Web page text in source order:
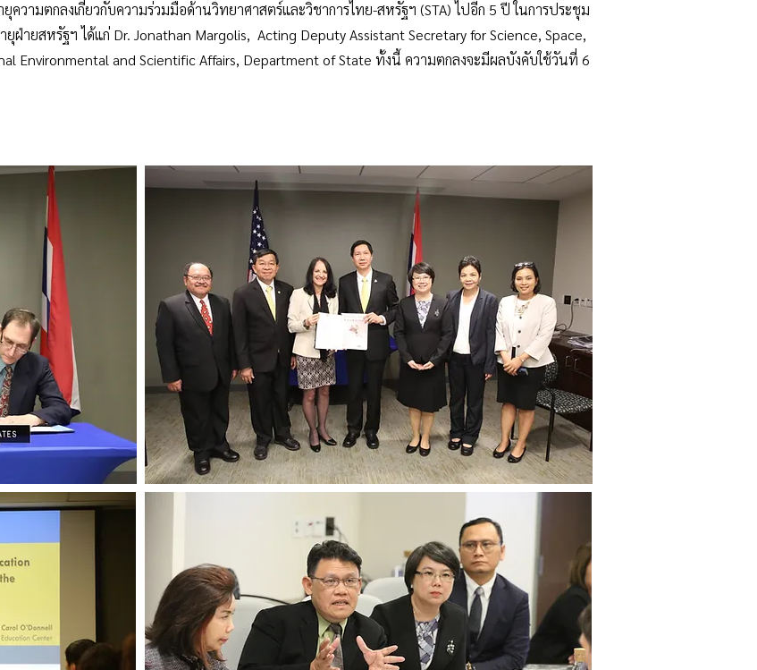
วามตกลงเกี่ยวกับความร่วมมือด้านวิทยาศาสตร์และวิชาการไทย-สหรัฐฯ (STA) ไปอีก 5 ปี ในการประชุม
ายสหรัฐฯ ได้แก่ Dr. Jonathan Margolis, Acting Deputy Assistant Secretary for Science, Space,
Environmental and Scientific Affairs, Department of State ทั้งนี้ ความตกลงจะมีผลบังคับใช้วันที่ 6